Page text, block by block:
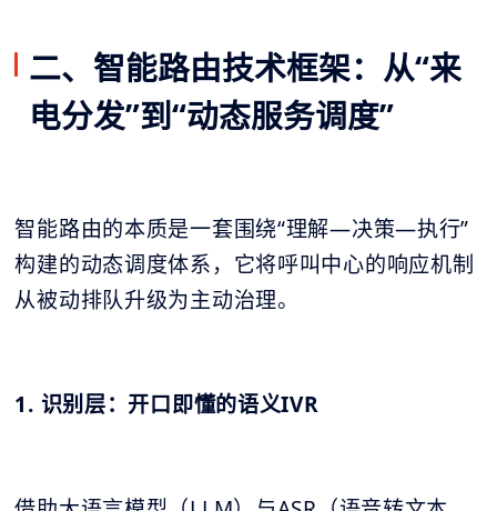
二、智能路由技术框架：从“来
电分发”到“动态服务调度”
智能路由的本质是一套围绕“理解—决策—执行”
构建的动态调度体系，它将呼叫中心的响应机制
从被动排队升级为主动治理。
1. 识别层：开口即懂的语义IVR